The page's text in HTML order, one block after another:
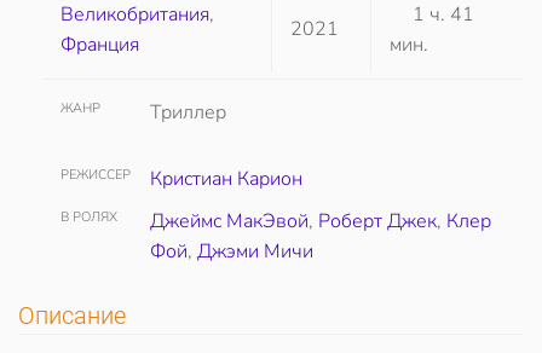
Великобритания,
Франция
2021
1 ч. 41
мин.
ЖАНР Триллер
РЕЖИССЕР Кристиан Карион
В РОЛЯХ Джеймс МакЭвой, Роберт Джек, Клер
Фой, Джэми Мичи
Описание